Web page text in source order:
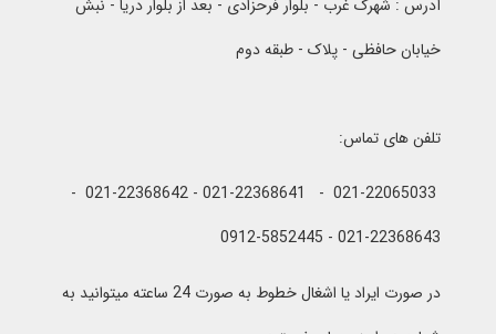
آدرس : شهرک غرب - بلوار فرحزادی - بعد از بلوار دریا - نبش
خیابان حافظی - پلاک - طبقه دوم
تلفن های تماس:
021-22065033 - 021-22368641 - 021-22368642 -
021-22368643 - 0912-5852445
در صورت ایراد یا اشغال خطوط به صورت 24 ساعته میتوانید به